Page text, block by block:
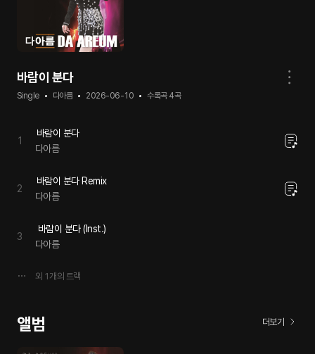
바람이 분다
Single 다아름 2026-06-10 수록곡 4곡
1
바람이 분다
다아름
2
바람이 분다 Remix
다아름
3
바람이 분다 (Inst.)
다아름
외 1 개의 트랙
앨범 더보기